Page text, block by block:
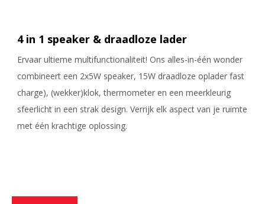
4 in 1 speaker & draadloze lader
Ervaar ultieme multifunctionaliteit! Ons alles-in-één wonder
combineert een 2x5W speaker, 15W draadloze oplader fast
charge), (wekker)klok, thermometer en een meerkleurig
sfeerlicht in een strak design. Verrijk elk aspect van je ruimte
met één krachtige oplossing.